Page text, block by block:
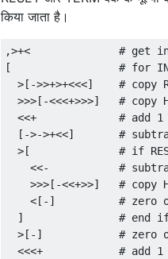
किया जाता है।
,>+<              # get
[                 # for
>[->>+>+<<<]    # copy
>>>[-<<<+>>>]   # copy
<<+             # add 1
[->->+<<]       #
>[              # if
<<-           #
>>>[-<<+>>]   # copy
<[-]          # zero
]               # end
>[-]            # zero
<<<+            # add